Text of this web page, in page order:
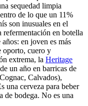
sequedad limpia
de lo que un 11%
son inusuales en el
en botella
en joven es más
oporto, cuero y
extrema, la Heritage
un año en barricas de
Calvados),
una cerveza para beber
de bodega. No es una